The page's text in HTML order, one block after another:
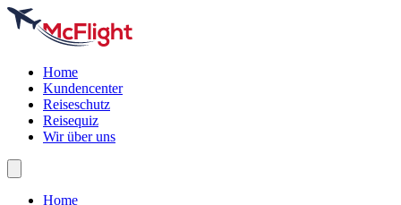
Home
Kundencenter
Reiseschutz
Reisequiz
Wir über uns
Home